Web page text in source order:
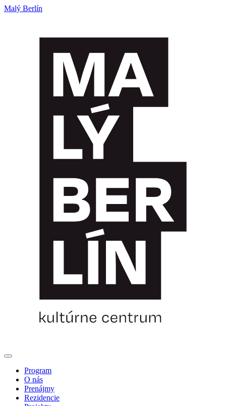
Malý Berlín
Program
O nás
Prenájmy
Rezidencie